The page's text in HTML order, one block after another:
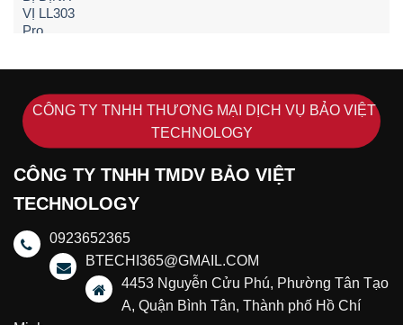
CÔNG TY TNHH THƯƠNG MẠI DỊCH VỤ BẢO VIỆT
TECHNOLOGY
CÔNG TY TNHH TMDV BẢO VIỆT
TECHNOLOGY
0923652365
BTECHI365@GMAIL.COM
4453 Nguyễn Cửu Phú, Phường Tân Tạo
A, Quận Bình Tân, Thành phố Hồ Chí